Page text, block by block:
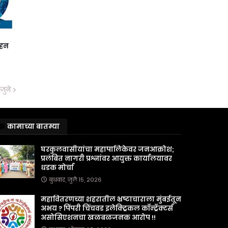
जुने
कामाच्या बातम्या
घरकुलवासीयांचा महापालिकेवर जनआक्रोश;
प्रलंबित नागरी प्रश्नांवर आयुक्त कार्यालयावर
धडक मोर्चा
बुधवार, जुलै १५, २०२६
महावितरणच्या शहरातील भ्रष्टाचाराला मुंबईतून
अभय ? पिंपरी चिंचवड इलेक्ट्रिकल कॉन्ट्रॅक्टर्स
असोसिएशनचा खळबळजनक आरोप !!